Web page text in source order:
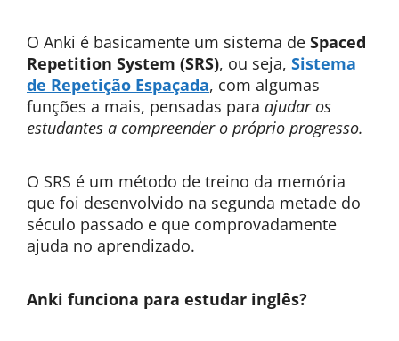
O Anki é basicamente um sistema de Spaced
Repetition System (SRS), ou seja, Sistema
de Repetição Espaçada, com algumas
funções a mais, pensadas para ajudar os
estudantes a compreender o próprio progresso.
O SRS é um método de treino da memória
que foi desenvolvido na segunda metade do
século passado e que comprovadamente
ajuda no aprendizado.
Anki funciona para estudar inglês?